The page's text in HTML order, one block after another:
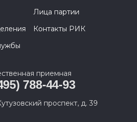
Лица партии
Контакты РИК
приемная
788-44-93
проспект, д. 39